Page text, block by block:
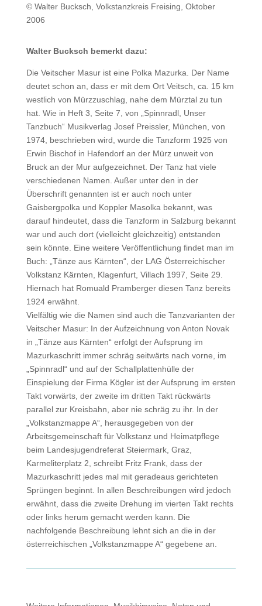
© Walter Bucksch, Volkstanzkreis Freising, Oktober
2006
Walter Bucksch bemerkt dazu:
Die Veitscher Masur ist eine Polka Mazurka. Der Name
deutet schon an, dass er mit dem Ort Veitsch, ca. 15 km
westlich von Mürzzuschlag, nahe dem Mürztal zu tun
hat. Wie in Heft 3, Seite 7, von „Spinnradl, Unser
Tanzbuch“ Musikverlag Josef Preissler, München, von
1974, beschrieben wird, wurde die Tanzform 1925 von
Erwin Bischof in Hafendorf an der Mürz unweit von
Bruck an der Mur aufgezeichnet. Der Tanz hat viele
verschiedenen Namen. Außer unter den in der
Überschrift genannten ist er auch noch unter
Gaisbergpolka und Koppler Masolka bekannt, was
darauf hindeutet, dass die Tanzform in Salzburg bekannt
war und auch dort (vielleicht gleichzeitig) entstanden
sein könnte. Eine weitere Veröffentlichung findet man im
Buch: „Tänze aus Kärnten“, der LAG Österreichischer
Volkstanz Kärnten, Klagenfurt, Villach 1997, Seite 29.
Hiernach hat Romuald Pramberger diesen Tanz bereits
1924 erwähnt.
Vielfältig wie die Namen sind auch die Tanzvarianten der
Veitscher Masur: In der Aufzeichnung von Anton Novak
in „Tänze aus Kärnten“ erfolgt der Aufsprung im
Mazurkaschritt immer schräg seitwärts nach vorne, im
„Spinnradl“ und auf der Schallplattenhülle der
Einspielung der Firma Kögler ist der Aufsprung im ersten
Takt vorwärts, der zweite im dritten Takt rückwärts
parallel zur Kreisbahn, aber nie schräg zu ihr. In der
„Volkstanzmappe A“, herausgegeben von der
Arbeitsgemeinschaft für Volkstanz und Heimatpflege
beim Landesjugendreferat Steiermark, Graz,
Karmeliterplatz 2, schreibt Fritz Frank, dass der
Mazurkaschritt jedes mal mit geradeaus gerichteten
Sprüngen beginnt. In allen Beschreibungen wird jedoch
erwähnt, dass die zweite Drehung im vierten Takt rechts
oder links herum gemacht werden kann. Die
nachfolgende Beschreibung lehnt sich an die in der
österreichischen „Volkstanzmappe A“ gegebene an.